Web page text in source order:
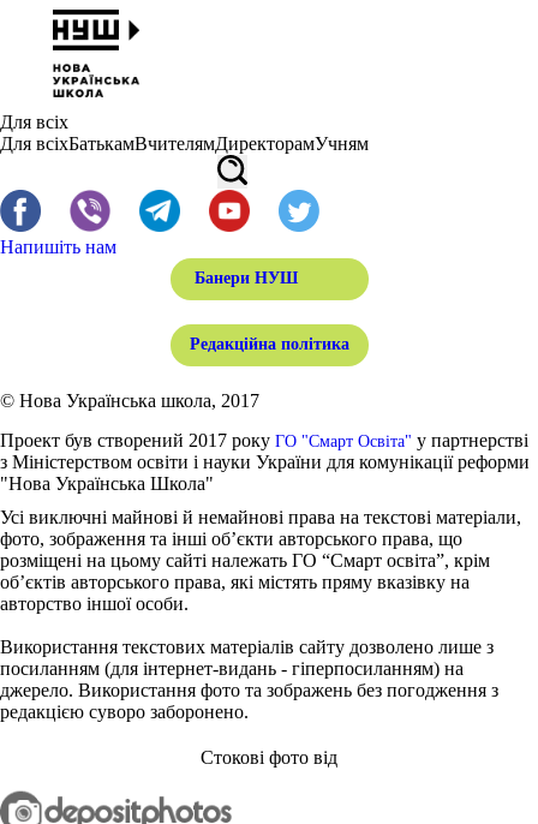
Для всіх
Для всіхБатькамВчителямДиректорамУчням
Напишіть нам
Банери НУШ
Редакційна політика
© Нова Українська школа, 2017
Проект був створений 2017 року ГО "Смарт Освіта" у партнерстві
з Міністерством освіти і науки України для комунікації реформи
"Нова Українська Школа"
Усі виключні майнові й немайнові права на текстові матеріали,
фото, зображення та інші об’єкти авторського права, що
розміщені на цьому сайті належать ГО “Смарт освіта”, крім
об’єктів авторського права, які містять пряму вказівку на
авторство іншої особи.
Використання текстових матеріалів сайту дозволено лише з
посиланням (для інтернет-видань - гіперпосиланням) на
джерело. Використання фото та зображень без погодження з
редакцією суворо заборонено.
Стокові фото від